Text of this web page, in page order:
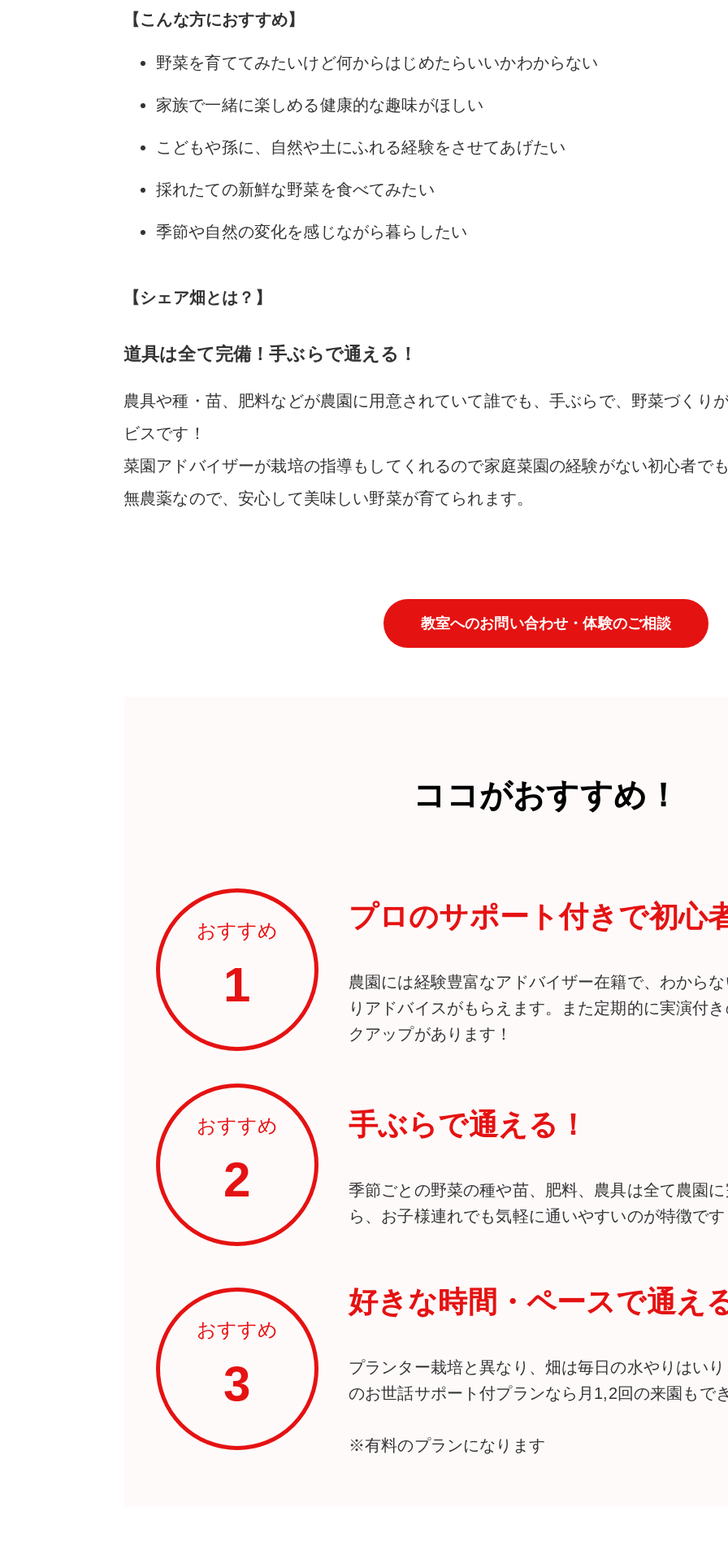
【こんな方におすすめ】
野菜を育ててみたいけど何からはじめたらいいかわからない
家族で一緒に楽しめる健康的な趣味がほしい
こどもや孫に、自然や土にふれる経験をさせてあげたい
採れたての新鮮な野菜を食べてみたい
季節や自然の変化を感じながら暮らしたい
【シェア畑とは？】
道具は全て完備！手ぶらで通える！
農具や種・苗、肥料などが農園に用意されていて誰でも、手ぶらで、 野菜づくり
ビスです！
菜園アドバイザーが栽培の指導もしてくれるので家庭菜園の経験がない初心者で
無農薬なので、安心して美味しい野菜が育てられます。
教室へのお問い合わせ・体験のご相談
ココがおすすめ！
おすすめ
1
プロのサポート付きで初心
農園には経験豊富なアドバイザー在籍で、わから
りアドバイスがもらえます。また定期的に実演付
クアップがあります！
おすすめ
2
手ぶらで通える！
季節ごとの野菜の種や苗、肥料、農具は全て農園
ら、お子様連れでも気軽に通いやすいのが特徴で
おすすめ
3
好きな時間・ペースで通え
プランター栽培と異なり、畑は毎日の水やりはい
のお世話サポート付プランなら月1,2回の来園もで
※有料のプランになります